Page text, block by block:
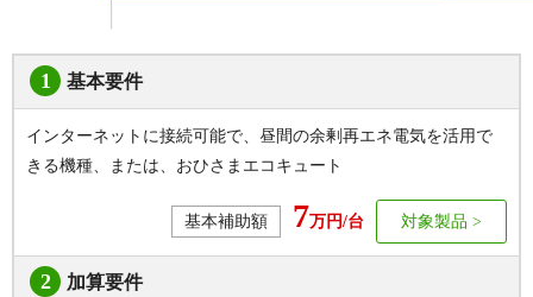
1 基本要件
インターネットに接続可能で、昼間の余剰再エネ電気を活用で
きる機種、または、おひさまエコキュート
基本補助額 7万円/台 対象製品
2 加算要件